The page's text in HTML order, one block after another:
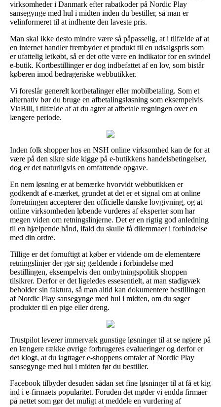
virksomheder i Danmark efter rabatkoder på Nordic Play
sansegynge med hul i midten inden du bestiller, så man er
velinformeret til at indhente den laveste pris.
Man skal ikke desto mindre være så påpasselig, at i tilfælde af at
en internet handler frembyder et produkt til en udsalgspris som
er ufattelig letkøbt, så er det ofte være en indikator for en svindel
e-butik. Kortbestillinger er dog indbefattet af en lov, som bistår
køberen imod bedrageriske webbutikker.
Vi foreslår generelt kortbetalinger eller mobilbetaling. Som et
alternativ bør du bruge en afbetalingsløsning som eksempelvis
ViaBill, i tilfælde af at du agter at afbetale regningen over en
længere periode.
Inden folk shopper hos en NSH online virksomhed kan de for at
være på den sikre side kigge på e-butikkens handelsbetingelser,
dog er det naturligvis en omfattende opgave.
En nem løsning er at bemærke hvorvidt webbutikken er
godkendt af e-mærket, grundet at det er et signal om at online
forretningen accepterer den officielle danske lovgivning, og at
online virksomheden løbende vurderes af eksperter som har
megen viden om retningslinjerne. Det er en rigtig god anledning
til en hjælpende hånd, ifald du skulle få dilemmaer i forbindelse
med din ordre.
Tillige er det fornuftigt at køber er vidende om de elementære
retningslinjer der gør sig gældende i forbindelse med
bestillingen, eksempelvis den ombytningspolitik shoppen
tilsikrer. Derfor er det ligeledes essesentielt, at man stadigvæk
beholder sin faktura, så man altid kan dokumentere bestillingen
af Nordic Play sansegynge med hul i midten, om du søger
produkter til en pige eller dreng.
Trustpilot leverer immervæk gunstige løsninger til at se nøjere på
en længere række øvrige forbrugeres evalueringer og derfor er
det klogt, at du iagttager e-shoppens omtaler af Nordic Play
sansegynge med hul i midten før du bestiller.
Facebook tilbyder desuden sådan set fine løsninger til at få et kig
ind i e-firmaets popularitet. Foruden det møder vi endda firmaer
på nettet som gør det muligt at meddele en vurdering af